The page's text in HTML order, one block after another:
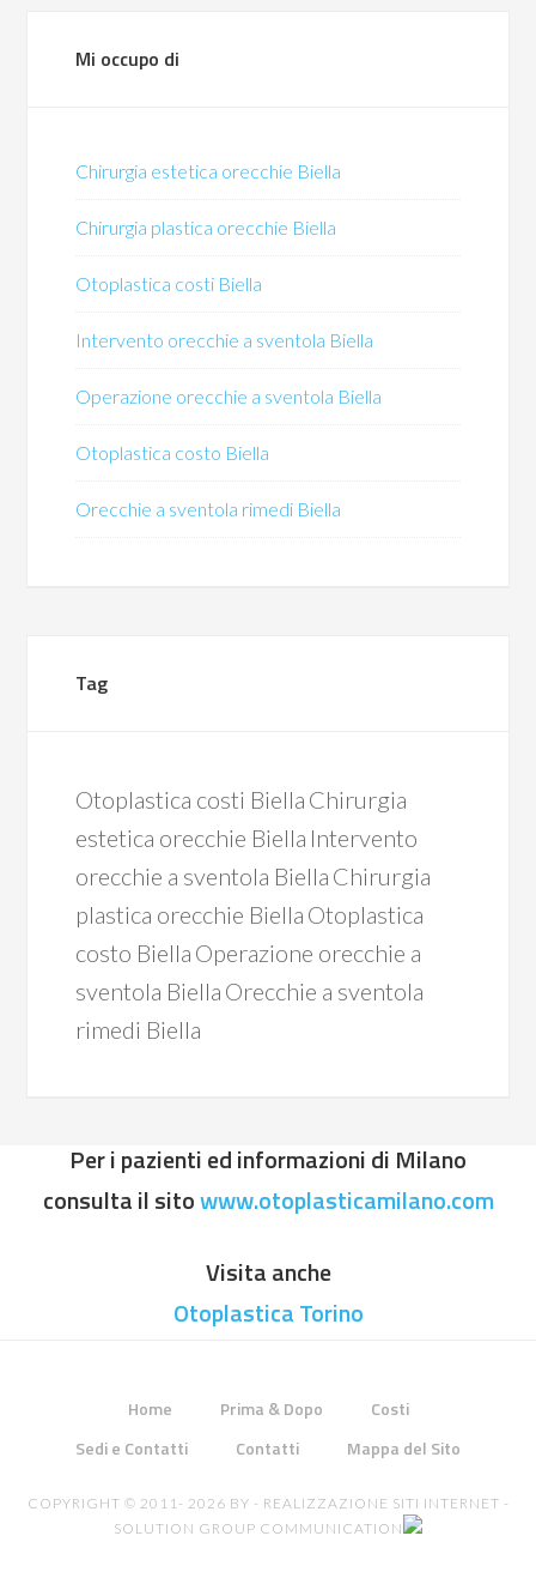
Mi occupo di
Chirurgia estetica orecchie Biella
Chirurgia plastica orecchie Biella
Otoplastica costi Biella
Intervento orecchie a sventola Biella
Operazione orecchie a sventola Biella
Otoplastica costo Biella
Orecchie a sventola rimedi Biella
Tag
Otoplastica costi Biella Chirurgia
estetica orecchie Biella Intervento
orecchie a sventola Biella Chirurgia
plastica orecchie Biella Otoplastica
costo Biella Operazione orecchie a
sventola Biella Orecchie a sventola
rimedi Biella
Per i pazienti ed informazioni di Milano
consulta il sitowww.otoplasticamilano.com
Visita anche
Otoplastica Torino
Home Prima & Dopo
Costi
Sedi e Contatti
Contatti Mappa del Sito
COPYRIGHT © 2011- 2026 BY - REALIZZAZIONE SITI INTERNET -
SOLUTION GROUP COMMUNICATION